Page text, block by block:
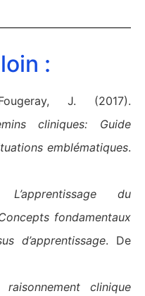
:
J. (2017).
cliniques: Guide
emblématiques.
L’apprentissage du
fondamentaux
d’apprentissage. De
raisonnement clinique